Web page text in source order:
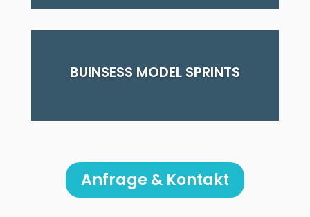
BUINSESS MODEL SPRINTS
Anfrage & Kontakt